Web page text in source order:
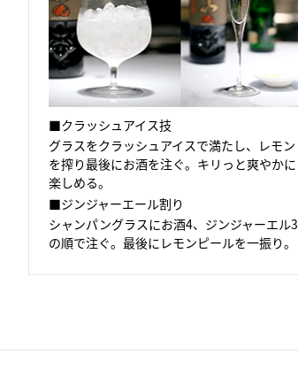
■クラッシュアイス技
グラスをクラッシュアイスで満たし、レモン
を搾り最後にお酒を注ぐ。キリっと爽やかに
楽しめる。
■ジンジャーエール割り
シャンパングラスにお酒4、ジンジャーエル3
の順で注ぐ。最後にレモンピールを一振り。